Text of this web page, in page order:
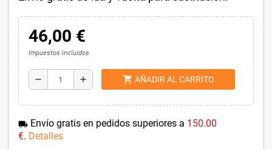
46,00 €
Impuestos incluidos
remove add shopping_cart AÑADIR AL CARRITO
local_shipping Envío gratis en pedidos superiores a 150.00
€. Detalles